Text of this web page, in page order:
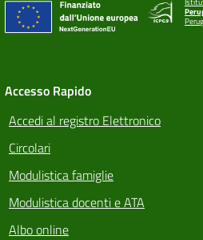
Accesso Rapido
Accedi al registro Elettronico
Circolari
Modulistica famiglie
Modulistica docenti e ATA
Albo online